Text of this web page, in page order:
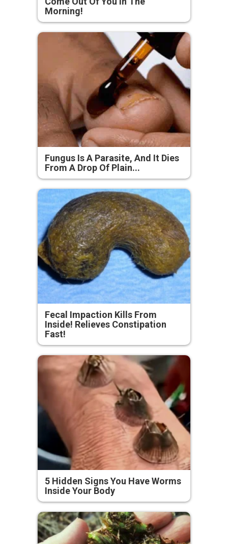
Morning!
Fungus Is A Parasite, And It Dies
From A Drop Of Plain...
Fecal Impaction Kills From
Inside! Relieves Constipation
Fast!
5 Hidden Signs You Have Worms
Inside Your Body